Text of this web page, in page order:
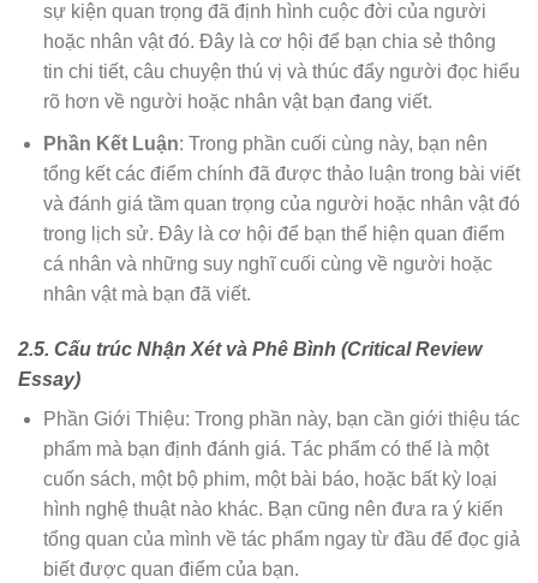
sự kiện quan trọng đã định hình cuộc đời của người
hoặc nhân vật đó. Đây là cơ hội để bạn chia sẻ thông
tin chi tiết, câu chuyện thú vị và thúc đẩy người đọc hiểu
rõ hơn về người hoặc nhân vật bạn đang viết.
Phần Kết Luận: Trong phần cuối cùng này, bạn nên
tổng kết các điểm chính đã được thảo luận trong bài viết
và đánh giá tầm quan trọng của người hoặc nhân vật đó
trong lịch sử. Đây là cơ hội để bạn thể hiện quan điểm
cá nhân và những suy nghĩ cuối cùng về người hoặc
nhân vật mà bạn đã viết.
2.5. Cấu trúc Nhận Xét và Phê Bình (Critical Review
Essay)
Phần Giới Thiệu: Trong phần này, bạn cần giới thiệu tác
phẩm mà bạn định đánh giá. Tác phẩm có thể là một
cuốn sách, một bộ phim, một bài báo, hoặc bất kỳ loại
hình nghệ thuật nào khác. Bạn cũng nên đưa ra ý kiến
tổng quan của mình về tác phẩm ngay từ đầu để đọc giả
biết được quan điểm của bạn.